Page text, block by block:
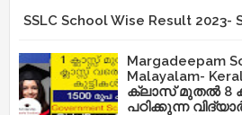
SSLC School Wise Result 2023-
Margadeepam
Malayalam-
ക്ലാസ് മുതൽ 8
പഠിക്കുന്ന